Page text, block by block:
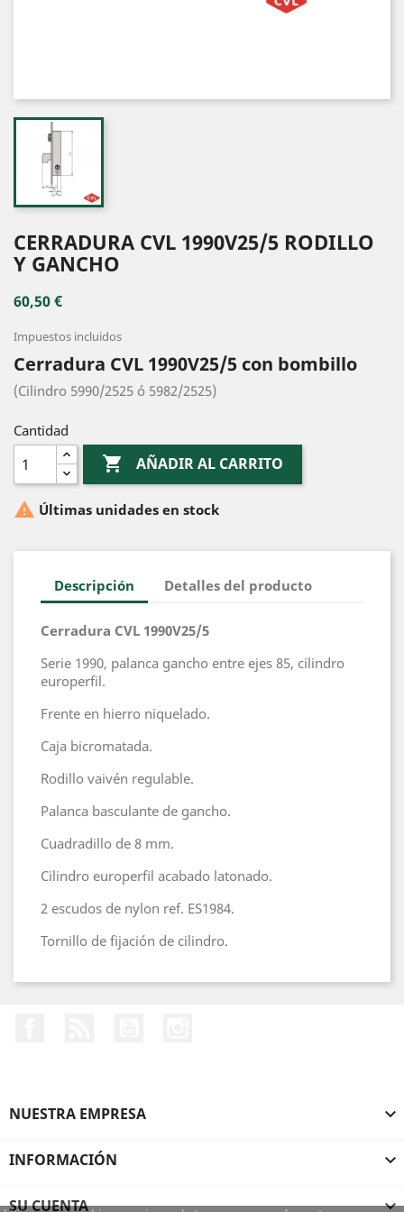
CERRADURA CVL 1990V25/5 RODILLO
Y GANCHO
60,50 €
Impuestos incluidos
Cerradura CVL 1990V25/5 con bombillo
(Cilindro 5990/2525 ó 5982/2525)
Cantidad
 AÑADIR AL CARRITO
 Últimas unidades en stock
Descripción Detalles del producto
Cerradura CVL 1990V25/5
Serie 1990, palanca gancho entre ejes 85, cilindro
europerfil.
Frente en hierro niquelado.
Caja bicromatada.
Rodillo vaivén regulable.
Palanca basculante de gancho.
Cuadradillo de 8 mm.
Cilindro europerﬁl acabado latonado.
2 escudos de nylon ref. ES1984.
Tornillo de ﬁjación de cilindro.
NUESTRA EMPRESA 
INFORMACIÓN 
SU CUENTA 